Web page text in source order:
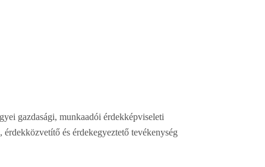
gazdasági, munkaadói érdekképviseleti
és érdekegyeztető tevékenység